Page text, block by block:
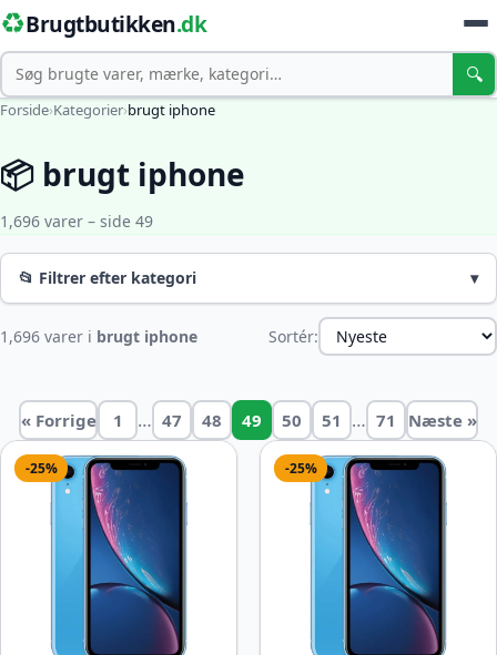
♻️Brugtbutikken.dk
Søg 🔍
Forside›Kategorier›brugt iphone
📦 brugt iphone
1,696 varer – side 49
📂 Filtrer efter kategori ▾
1,696 varer i brugt iphone Sortér:
« Forrige 1 … 47 48 49 50 51 … 71 Næste »
-25% -25%